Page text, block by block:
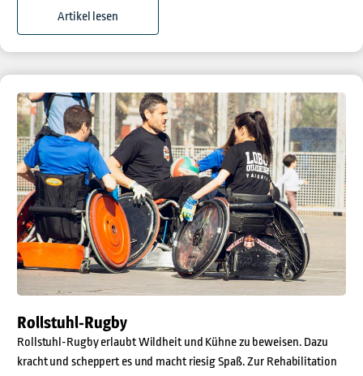
Artikel lesen
Rollstuhl-Rugby
Rollstuhl-Rugby erlaubt Wildheit und Kühne zu beweisen. Dazu
kracht und scheppert es und macht riesig Spaß. Zur Rehabilitation